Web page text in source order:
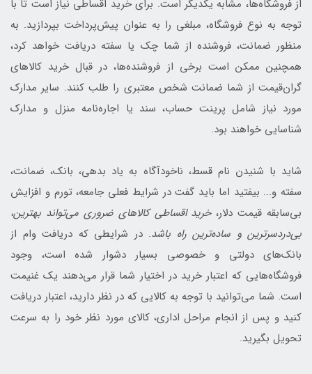
از فروشگاه‌ها، مشابه یکدیگر است. برای خرید اقساطی نیاز است تا با
توجه به نوع فروشگاه، مبلغی را به عنوان پیش‌پرداخت بپردازید. به
منظور ضمانت، فروشنده از شما چک یا سفته دریافت خواهد کرد،
همچنین ممکن است برخی از فروشنده‌ها، در قبال خرید کالاهای
گران‌قیمت از شما ضمانت شخص معتبری را طلب کنند. سایر مدارک
مورد نیاز شامل پرینت حساب، سند یا اجاره‌نامه منزل و مدارک
شناسایی خواهند بود.
شاید با شنیدن نام قسط، ناخودآگاه به یاد بدهی، بانک، ضمانت،
سفته و... بیفتید اما باید گفت در شرایط فعلی جامعه، تورم و افزایش
بی‌سابقه قیمت دلار،خرید اقساطی کالاهای ضروری می‌تواند بهترین،
بی‌دردسرترین و ساده‌ترین راه باشد. در شرایطی که دریافت وام از
بانک‌های دولتی و خصوصی بسیار دشوار شده است، وجود
فروشگاه‌هایی که اعتبار خرید در اختیار شما قرار می‌دهند یک غنیمت
است. شما می‌توانید با توجه به کالایی که در نظر دارید، اعتبار دریافت
کنید و پس از انجام مراحل اداری، کالای مورد نظر خود را به سرعت
تحویل بگیرید.